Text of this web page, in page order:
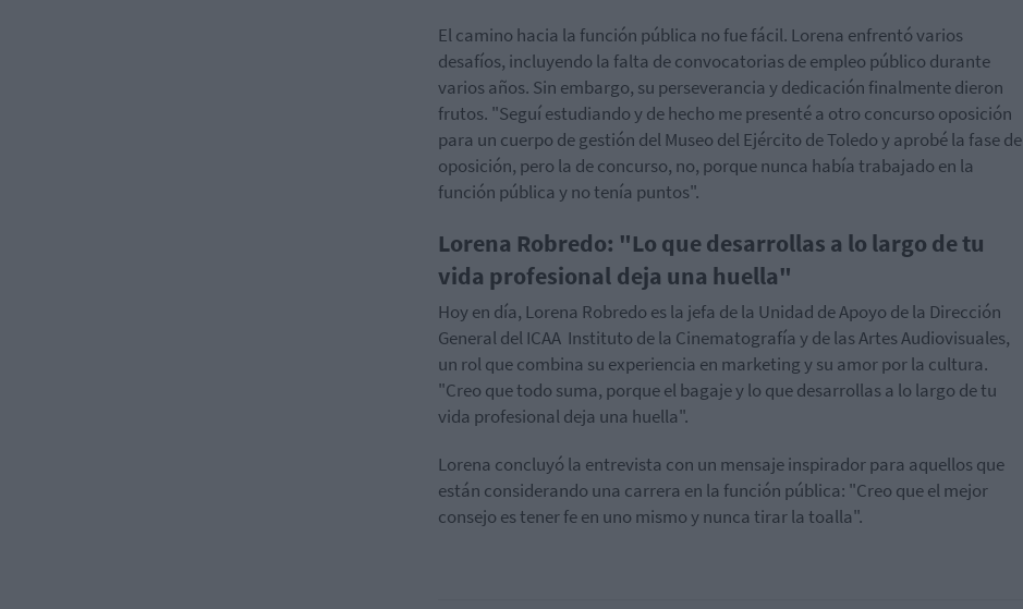
El camino hacia la función pública no fue fácil. Lorena enfrentó varios
desafíos, incluyendo la falta de convocatorias de empleo público durante
varios años. Sin embargo, su perseverancia y dedicación finalmente dieron
frutos. "Seguí estudiando y de hecho me presenté a otro concurso oposición
para un cuerpo de gestión del Museo del Ejército de Toledo y aprobé la fase de
oposición, pero la de concurso, no, porque nunca había trabajado en la
función pública y no tenía puntos".
Lorena Robredo: "Lo que desarrollas a lo largo de tu
vida profesional deja una huella"
Hoy en día, Lorena Robredo es la jefa de la Unidad de Apoyo de la Dirección
General delICAA Instituto de la Cinematografía y de las Artes Audiovisuales,
un rol que combina su experiencia en marketing y su amor por la cultura.
"Creo que todo suma, porque el bagaje y lo que desarrollas a lo largo de tu
vida profesional deja una huella".
Lorena concluyó la entrevista con un mensaje inspirador para aquellos que
están considerando una carrera en la función pública: "Creo que el mejor
consejo es tener fe en uno mismo y nunca tirar la toalla".